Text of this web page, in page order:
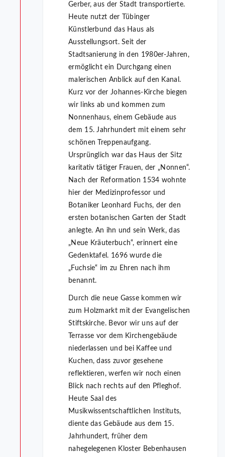
Gerber, aus der Stadt transportierte.
Heute nutzt der Tübinger
Künstlerbund das Haus als
Ausstellungsort. Seit der
Stadtsanierung in den 1980er-Jahren,
ermöglicht ein Durchgang einen
malerischen Anblick auf den Kanal.
Kurz vor der Johannes-Kirche biegen
wir links ab und kommen zum
Nonnenhaus, einem Gebäude aus
dem 15. Jahrhundert mit einem sehr
schönen Treppenaufgang.
Ursprünglich war das Haus der Sitz
karitativ tätiger Frauen, der „Nonnen“.
Nach der Reformation 1534 wohnte
hier der Medizinprofessor und
Botaniker Leonhard Fuchs, der den
ersten botanischen Garten der Stadt
anlegte. An ihn und sein Werk, das
„Neue Kräuterbuch“, erinnert eine
Gedenktafel. 1696 wurde die
„Fuchsie“ im zu Ehren nach ihm
benannt.
Durch die neue Gasse kommen wir
zum Holzmarkt mit der Evangelischen
Stiftskirche. Bevor wir uns auf der
Terrasse vor dem Kirchengebäude
niederlassen und bei Kaffee und
Kuchen, dass zuvor gesehene
reflektieren, werfen wir noch einen
Blick nach rechts auf den Pfleghof.
Heute Saal des
Musikwissentschaftlichen Instituts,
diente das Gebäude aus dem 15.
Jahrhundert, früher dem
nahegelegenen Kloster Bebenhausen